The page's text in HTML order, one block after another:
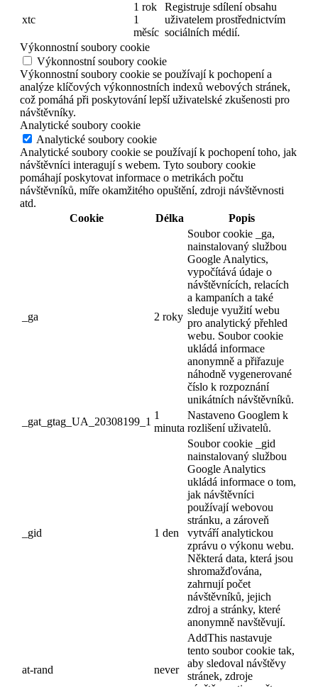
xtc
1 rok
1
měsíc
Registruje sdílení obsahu
uživatelem prostřednictvím
sociálních médií.
Výkonnostní soubory cookie
Výkonnostní soubory cookie
Výkonnostní soubory cookie se používají k pochopení a
analýze klíčových výkonnostních indexů webových stránek,
což pomáhá při poskytování lepší uživatelské zkušenosti pro
návštěvníky.
Analytické soubory cookie
Analytické soubory cookie
Analytické soubory cookie se používají k pochopení toho, jak
návštěvníci interagují s webem. Tyto soubory cookie
pomáhají poskytovat informace o metrikách počtu
návštěvníků, míře okamžitého opuštění, zdroji návštěvnosti
atd.
Cookie
Délka Popis
_ga 2 roky
Soubor cookie _ga,
nainstalovaný službou
Google Analytics,
vypočítává údaje o
návštěvnících, relacích
a kampaních a také
sleduje využití webu
pro analytický přehled
webu. Soubor cookie
ukládá informace
anonymně a přiřazuje
náhodně vygenerované
číslo k rozpoznání
unikátních návštěvníků.
_gat_gtag_UA_20308199_1
1
minuta
Nastaveno Googlem k
rozlišení uživatelů.
_gid 1 den
Soubor cookie _gid
nainstalovaný službou
Google Analytics
ukládá informace o tom,
jak návštěvníci
používají webovou
stránku, a zároveň
vytváří analytickou
zprávu o výkonu webu.
Některá data, která jsou
shromažďována,
zahrnují počet
návštěvníků, jejich
zdroj a stránky, které
anonymně navštěvují.
at-rand never
AddThis nastavuje
tento soubor cookie tak,
aby sledoval návštěvy
stránek, zdroje